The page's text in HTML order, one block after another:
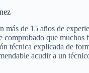
más de 15 años de
comprobado que muchos
técnica explicada de
acudir a un